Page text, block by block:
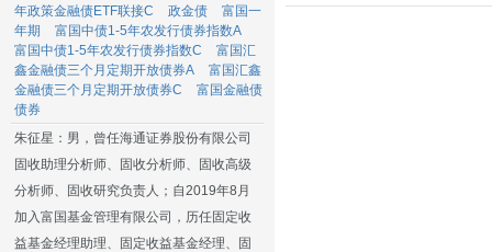
年政策金融债ETF联接C
政金债
富国一
年期
富国中债1-5年农发行债券指数A
富国中债1-5年农发行债券指数C
富国汇
鑫金融债三个月定期开放债券A
富国汇鑫
金融债三个月定期开放债券C
富国金融债
债券
朱征星：男，曾任海通证券股份有限公司
固收助理分析师、固收分析师、固收高级
分析师、固收研究负责人；自2019年8月
加入富国基金管理有限公司，历任固定收
益基金经理助理、固定收益基金经理、固